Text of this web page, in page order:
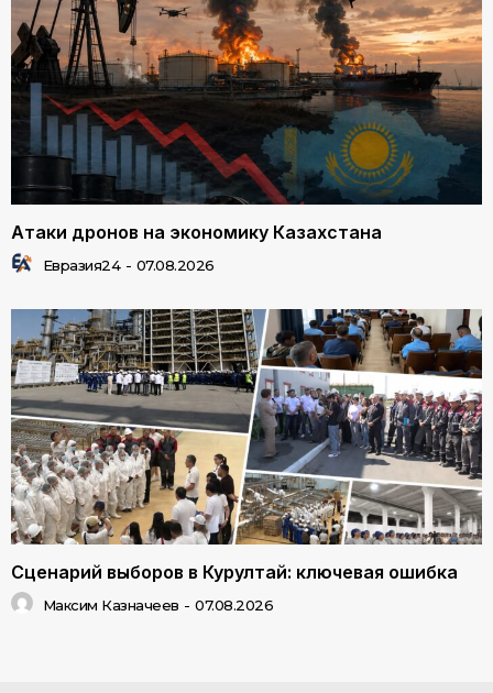
Атаки дронов на экономику Казахстана
Евразия24 - 07.08.2026
Сценарий выборов в Курултай: ключевая ошибка
Максим Казначеев - 07.08.2026